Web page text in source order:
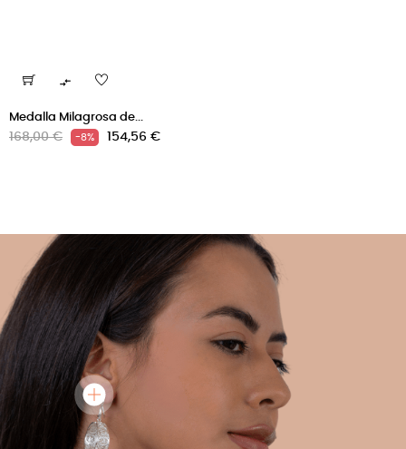

Medalla Milagrosa de...
Precio
168,00 € -8% Precio
154,56 €